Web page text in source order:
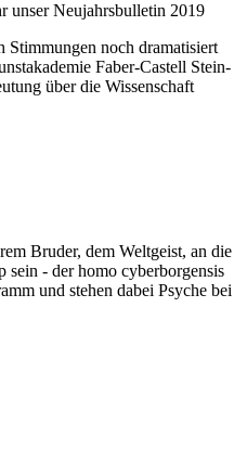
unser Neujahrsbulletin 2019
Stimmungen noch dramatisiert
Faber-Castell Stein-
über die Wissenschaft
Bruder, dem Weltgeist, an die
- der homo cyberborgensis
und stehen dabei Psyche bei